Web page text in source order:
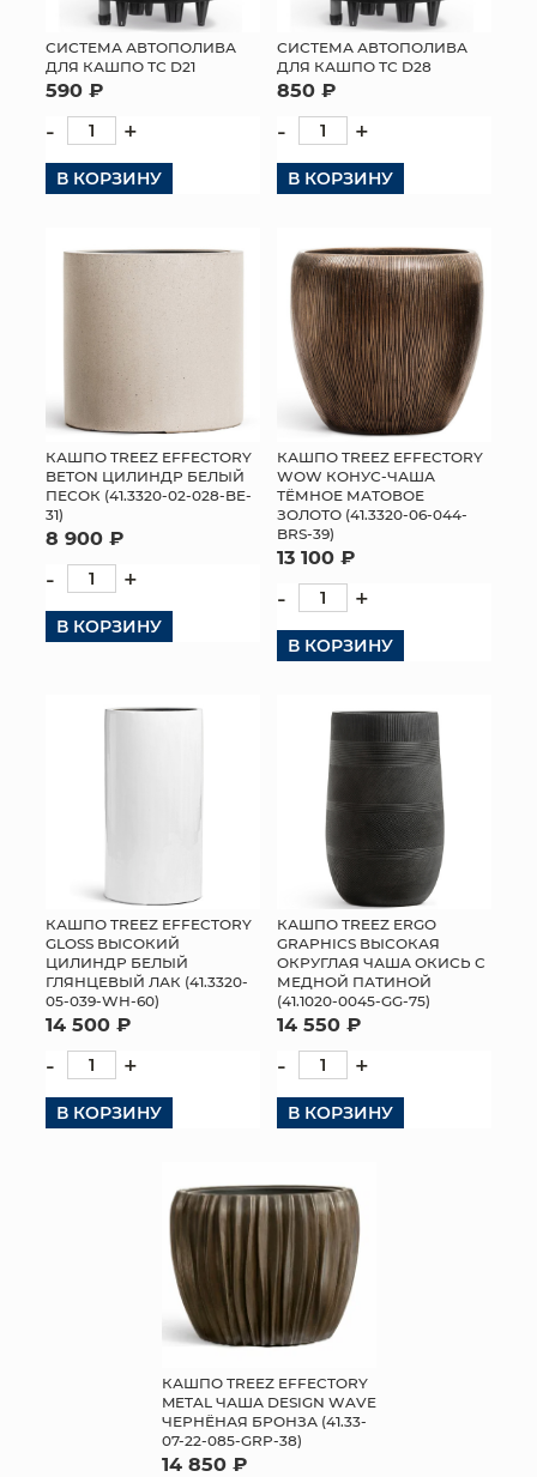
ТОРГОВЫЙ ЦЕНТР
ОПТОВЫМ КЛИЕНТАМ
ДОСТАВКА И ОПЛАТА
КОНТАКТЫ
СИСТЕМА АВТОПОЛИВА
ДЛЯ КАШПО ТС D21
590 ₽
- +
В КОРЗИНУ
СИСТЕМА АВТОПОЛИВА
ДЛЯ КАШПО ТС D28
850 ₽
- +
В КОРЗИНУ
КАШПО TREEZ EFFECTORY
BETON ЦИЛИНДР БЕЛЫЙ
ПЕСОК (41.3320-02-028-BE-
31)
8 900 ₽
- +
В КОРЗИНУ
КАШПО TREEZ EFFECTORY
WOW КОНУС-ЧАША
ТЁМНОЕ МАТОВОЕ
ЗОЛОТО (41.3320-06-044-
BRS-39)
13 100 ₽
- +
В КОРЗИНУ
КАШПО TREEZ EFFECTORY
GLOSS ВЫСОКИЙ
ЦИЛИНДР БЕЛЫЙ
ГЛЯНЦЕВЫЙ ЛАК (41.3320-
05-039-WH-60)
14 500 ₽
- +
В КОРЗИНУ
КАШПО TREEZ ERGO
GRAPHICS ВЫСОКАЯ
ОКРУГЛАЯ ЧАША ОКИСЬ С
МЕДНОЙ ПАТИНОЙ
(41.1020-0045-GG-75)
14 550 ₽
- +
В КОРЗИНУ
КАШПО TREEZ EFFECTORY
METAL ЧАША DESIGN WAVE
ЧЕРНЁНАЯ БРОНЗА (41.33-
07-22-085-GRP-38)
14 850 ₽